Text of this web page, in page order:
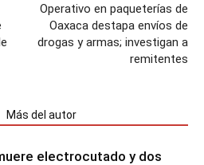
Operativo en paqueterías de
Oaxaca destapa envíos de
drogas y armas; investigan a
remitentes
Más del autor
electrocutado y dos